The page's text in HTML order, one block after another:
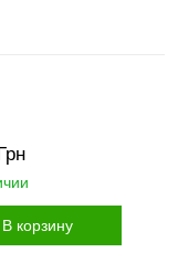
В корзину